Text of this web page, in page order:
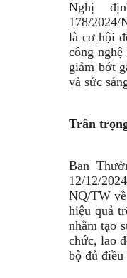
Nghị
178/
là cơ hội
công
giảm bớt
và sức
Trân
Ban
12/12/
NQ/TW
hiệu quả
nhằm tạo
chức, lao
bộ đủ